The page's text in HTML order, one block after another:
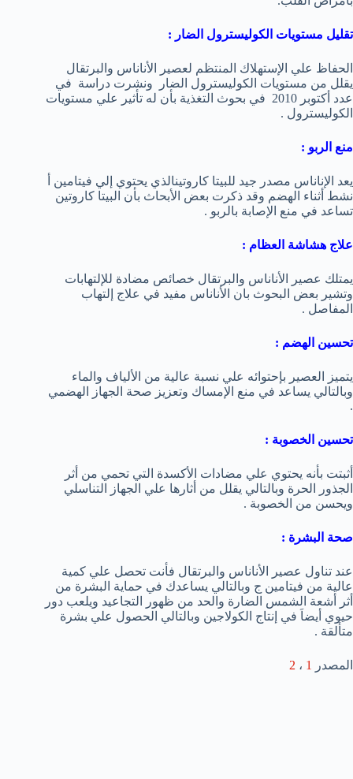
تقليل مستويات الكوليسترول الضار :
الحفاظ علي الإستهلاك المنتظم لعصير الأناناس والبرتقال
يقلل من مستويات الكوليسترول الضار ونشرت دراسة في
عدد أكتوبر 2010 في بحوث التغذية بأن له تأثير علي مستويات
الكوليسترول .
منع الربو :
يعد الإناناس مصدر جيد للبيتا كاروتينالذي يحتوي إلي فيتامين أ
نشط أثناء الهضم وقد ذكرت بعض الأبحاث بأن البيتا كاروتين
تساعد في منع الإصابة بالربو .
علاج هشاشة العظام :
يمتلك عصير الأناناس والبرتقال خصائص مضادة للإلتهابات
وتشير بعض البحوث بان الأناناس مفيد في علاج إلتهاب
المفاصل .
تحسين الهضم :
يتميز العصير بإحتوائه علي نسبة عالية من الألياف والماء
وبالتالي يساعد في منع الإمساك وتعزيز صحة الجهاز الهضمي
.
تحسين الخصوبة :
أثبتت بأنه يحتوي علي مضادات الأكسدة التي تحمي من أثر
الجذور الحرة وبالتالي يقلل من أثارها علي الجهاز التناسلي
ويحسن من الخصوبة .
صحة البشرة :
عند تناول عصير الأناناس والبرتقال فأنت تحصل علي كمية
عالية من فيتامين ج وبالتالي يساعدك في حماية البشرة من
أثر أشعة الشمس الضارة والحد من ظهور التجاعيد ويلعب دور
حيوي أيضاَ في إنتاج الكولاجين وبالتالي الحصول علي بشرة
متألقة .
المصدر 1 ، 2